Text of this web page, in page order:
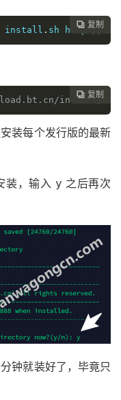
 复制
install . sh http ://
 复制
install/
装每个发行版的最新
装，输入 y 之后再次
钟就装好了，毕竟只